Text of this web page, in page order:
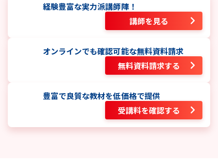
経験豊富な実力派講師陣！
講師を見る
オンラインでも確認可能な無料資料請求
無料資料請求する
豊富で良質な教材を低価格で提供
受講料を確認する